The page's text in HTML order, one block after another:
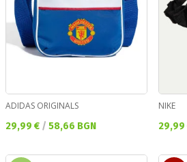
ADIDAS ORIGINALS
Текуща цена:
29,99 € / 58,66 BGN
NIKE
29,99